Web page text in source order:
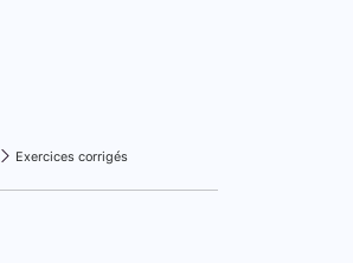
Exercices corrigés